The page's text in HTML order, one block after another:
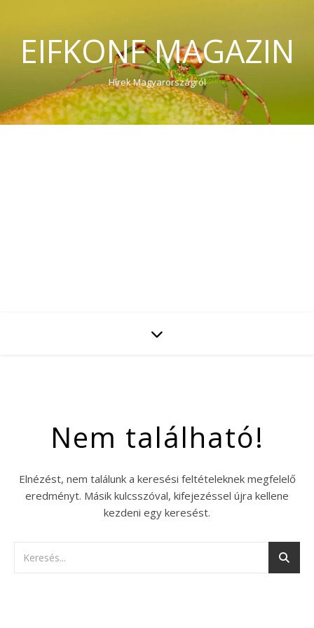
EIFKONF MAGAZIN
Hírek Magyarországról
Nem található!
Elnézést, nem találunk a keresési feltételeknek megfelelő
eredményt. Másik kulcsszóval, kifejezéssel újra kellene
kezdeni egy keresést.